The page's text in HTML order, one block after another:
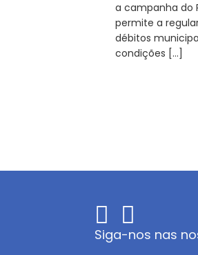
a campanha do
permite a
débitos
condições […]
Siga-nos nas